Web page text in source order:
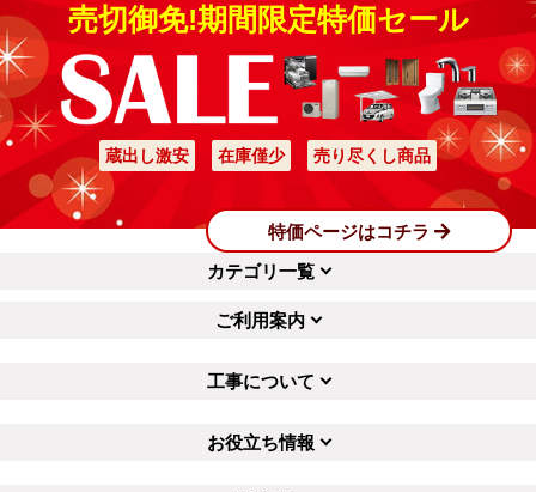
売切御免!期間限定特価セール
蔵出し激安 在庫僅少 売り尽くし商品
特価ページはコチラ
カテゴリ一覧
ご利用案内
工事について
お役立ち情報